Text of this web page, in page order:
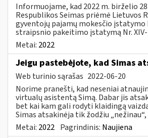
Informuojame, kad 2022 m. birželio
Respublikos Seimas priėmė Lietuvos
gyventojų pajamų mokesčio įstatymo
straipsnio pakeitimo įstatymą Nr.
Metai: 2022
Jeigu pastebėjote, kad Simas
Web turinio sąrašas 2022-06-20
Norime pranešti, kad neseniai
virtualų asistentą Simą. Dabar jis
bet kai kam gali rodyti klaidingą
Simas atsakinėja tik žodžiu „nežinau“,
Metai: 2022 Pagrindinis: Naujiena